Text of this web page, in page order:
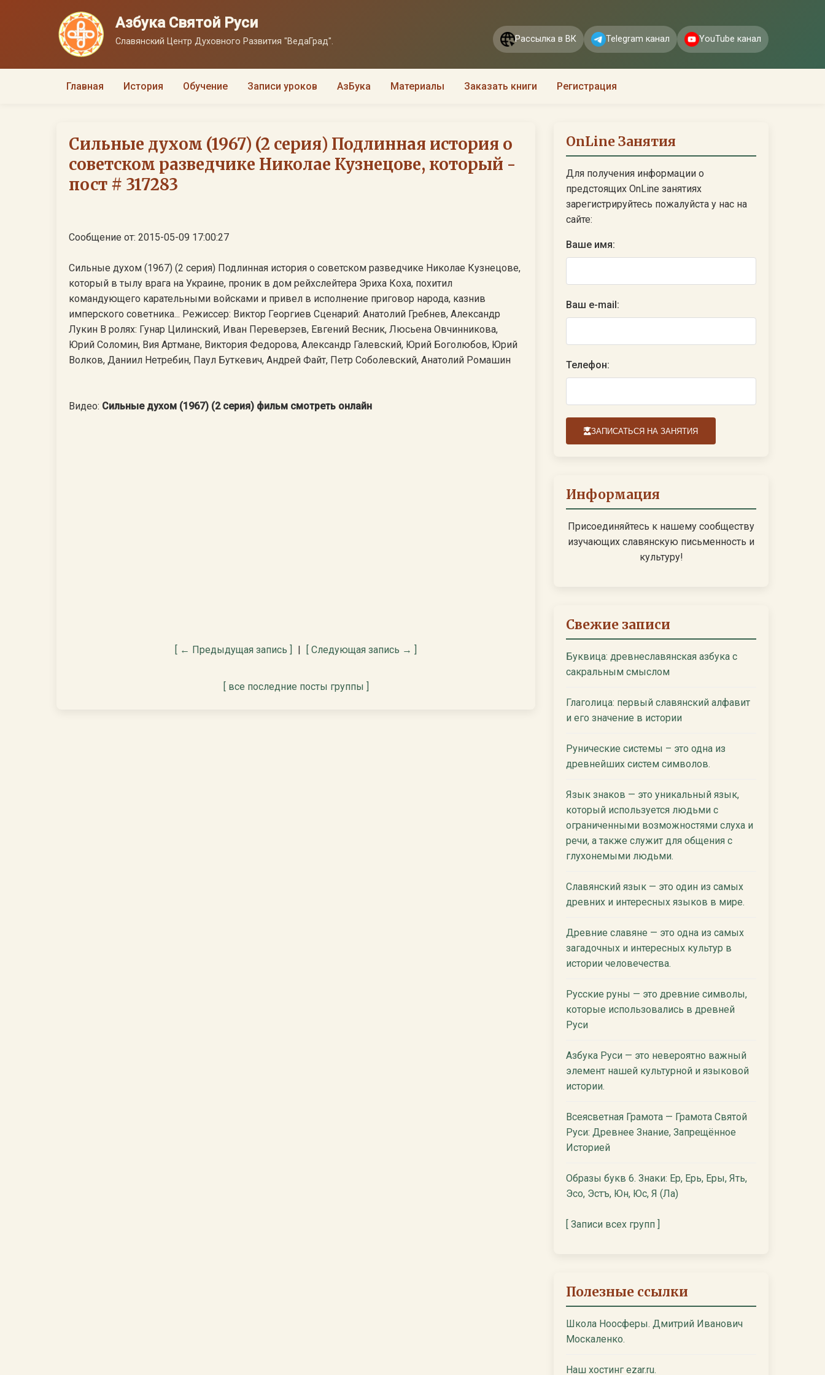
Азбука Святой Руси
Славянский Центр Духовного Развития "ВедаГрад". Рассылка в ВК Telegram канал YouTube канал
Главная История Обучение Записи уроков АзБука Материалы Заказать книги Регистрация
Сильные духом (1967) (2 серия) Подлинная история о
советском разведчике Николае Кузнецове, который -
пост # 317283
Сообщение от: 2015-05-09 17:00:27
Сильные духом (1967) (2 серия) Подлинная история о советском разведчике Николае Кузнецове,
который в тылу врага на Украине, проник в дом рейхслейтера Эриха Коха, похитил
командующего карательными войсками и привел в исполнение приговор народа, казнив
имперского советника... Режиссер: Виктор Георгиев Сценарий: Анатолий Гребнев, Александр
Лукин В ролях: Гунар Цилинский, Иван Переверзев, Евгений Весник, Люсьена Овчинникова,
Юрий Соломин, Вия Артмане, Виктория Федорова, Александр Галевский, Юрий Боголюбов, Юрий
Волков, Даниил Нетребин, Паул Буткевич, Андрей Файт, Петр Соболевский, Анатолий Ромашин
Видео: Сильные духом (1967) (2 серия) фильм смотреть онлайн
[ ← Предыдущая запись ] | [ Следующая запись → ]
[ все последние посты группы ]
OnLine Занятия
Для получения информации о
предстоящих OnLine занятиях
зарегистрируйтесь пожалуйста у нас на
сайте:
Ваше имя:
Ваш e-mail:
Телефон:
ЗАПИСАТЬСЯ НА ЗАНЯТИЯ
Информация
Присоединяйтесь к нашему сообществу
изучающих славянскую письменность и
культуру!
Свежие записи
Буквица: древнеславянская азбука с
сакральным смыслом
Глаголица: первый славянский алфавит
и его значение в истории
Рунические системы – это одна из
древнейших систем символов.
Язык знаков — это уникальный язык,
который используется людьми с
ограниченными возможностями слуха и
речи, а также служит для общения с
глухонемыми людьми.
Славянский язык — это один из самых
древних и интересных языков в мире.
Древние славяне — это одна из самых
загадочных и интересных культур в
истории человечества.
Русские руны — это древние символы,
которые использовались в древней
Руси
Азбука Руси — это невероятно важный
элемент нашей культурной и языковой
истории.
Всеясветная Грамота — Грамота Святой
Руси: Древнее Знание, Запрещённое
Историей
Образы букв 6. Знаки: Ер, Ерь, Еры, Ять,
Эсо, Эстъ, Юн, Юс, Я (Ла)
[ Записи всех групп ]
Полезные ссылки
Школа Ноосферы. Дмитрий Иванович
Москаленко.
Наш хостинг ezar.ru.